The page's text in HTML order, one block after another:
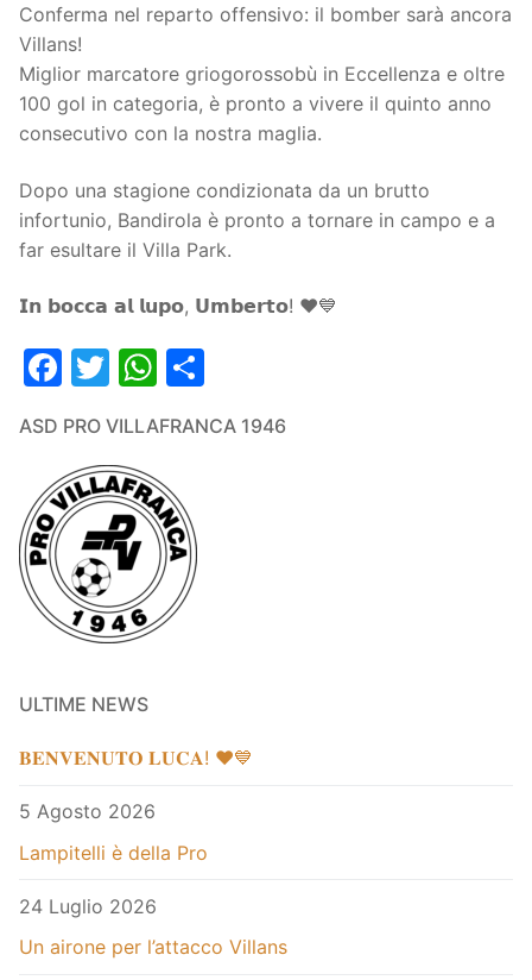
Conferma nel reparto offensivo: il bomber sarà ancora
Villans!
Miglior marcatore griogorossobù in Eccellenza e oltre
100 gol in categoria, è pronto a vivere il quinto anno
consecutivo con la nostra maglia.
Dopo una stagione condizionata da un brutto
infortunio, Bandirola è pronto a tornare in campo e a
far esultare il Villa Park.
𝗜𝗻 𝗯𝗼𝗰𝗰𝗮 𝗮𝗹 𝗹𝘂𝗽𝗼, 𝗨𝗺𝗯𝗲𝗿𝘁𝗼! ❤️💙
Facebook
TwitterWhatsApp
ASD PRO VILLAFRANCA 1946
ULTIME NEWS
𝐁𝐄𝐍𝐕𝐄𝐍𝐔𝐓𝐎 𝐋𝐔𝐂𝐀! ❤️💙
5 Agosto 2026
Lampitelli è della Pro
24 Luglio 2026
Un airone per l’attacco Villans